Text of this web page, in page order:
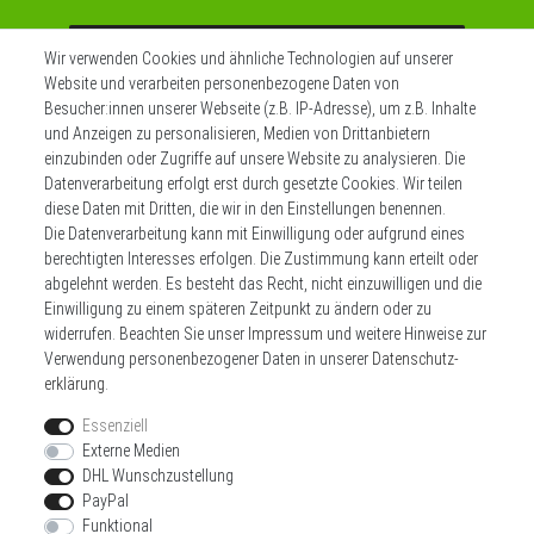
** Hierbei handelt es sich um ein Pflichtfeld.
Widerrufs­recht Impressum
Daten­schutz­erklärung AGB Kontakt
Zahlen sie bequem per
Wir verwenden Cookies und ähnliche Technologien auf unserer
Website und verarbeiten personenbezogene Daten von
Besucher:innen unserer Webseite (z.B. IP-Adresse), um z.B. Inhalte
und Anzeigen zu personalisieren, Medien von Drittanbietern
einzubinden oder Zugriffe auf unsere Website zu analysieren. Die
Datenverarbeitung erfolgt erst durch gesetzte Cookies. Wir teilen
diese Daten mit Dritten, die wir in den Einstellungen benennen.
Die Datenverarbeitung kann mit Einwilligung oder aufgrund eines
berechtigten Interesses erfolgen. Die Zustimmung kann erteilt oder
abgelehnt werden. Es besteht das Recht, nicht einzuwilligen und die
Einwilligung zu einem späteren Zeitpunkt zu ändern oder zu
widerrufen. Beachten Sie unser Impressum und weitere Hinweise zur
Verwendung personenbezogener Daten in unserer Daten­schutz­
erklärung
Essenziell
Externe Medien
DHL Wunschzustellung
PayPal
Funktional